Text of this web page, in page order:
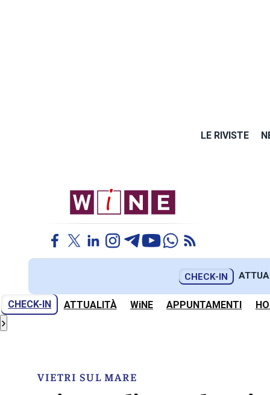
LE RIVISTE
CHECK-IN
CHECK-IN ATTUALITÀ WiNE APPUNTAMENTI
›
VIETRI SUL MARE